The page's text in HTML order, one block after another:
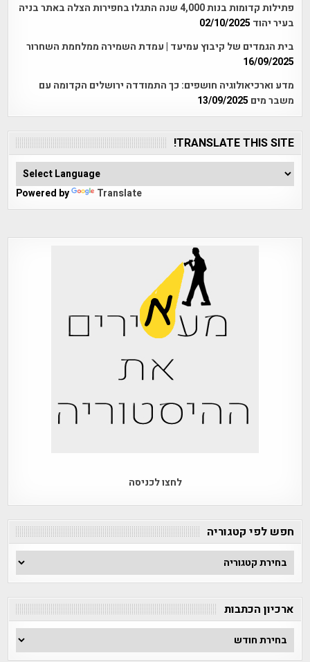
פתילות קדומות בנות 4,000 שנה התגלו בחפירות הצלה באתר בניה
בעיר יהוד 02/10/2025
בית הגמדים של קיבוץ עמיעד | עמדת השמירה ממלחמת השחרור
16/09/2025
מדע וארכיאולוגיה חושפים: כך התמודדה ירושלים הקדומה עם
משבר מים 13/09/2025
TRANSLATE THIS SITE!
Powered by Translate
לחצו לכניסה
חפש לפי קטגוריה
חפש
לפי
ארכיון הכתבות
ארכיון
הכתבות